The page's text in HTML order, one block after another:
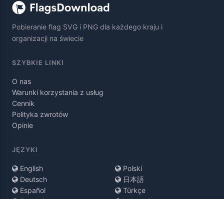
Pobieranie flag SVG i PNG dla każdego kraju i
organizacji na świecie
SZYBKIE LINKI
O nas
Warunki korzystania z usług
Cennik
Polityka zwrotów
Opinie
JĘZYKI
English
Deutsch
Español
Polski
日本語
Türkçe